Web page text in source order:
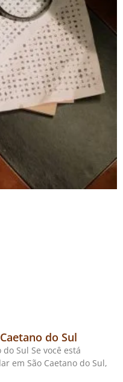
do Sul
Sul Se você está
em São Caetano do Sul,